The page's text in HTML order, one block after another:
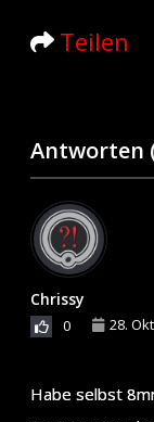
Teilen
Antworten
Chrissy
0 28.
Habe selbst